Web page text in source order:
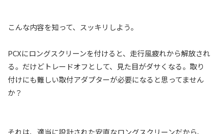
こんな内容を知って、スッキリしよう。
PCXにロングスクリーンを付けると、走行風疲れから解放され
る。だけどトレードオフとして、見た目がダサくなる。取り
付けにも難しい取付アダプターが必要になると思ってません
か？
それは、適当に設計された安直なロングスクリーンだから、